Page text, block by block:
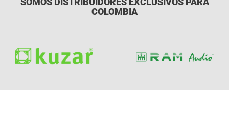
COLOMBIA